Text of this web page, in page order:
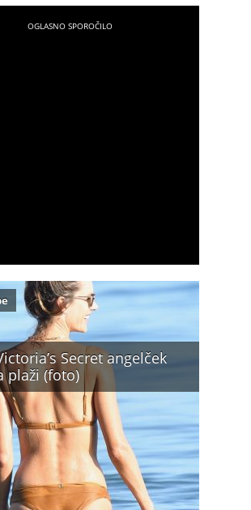
Secret angelček
plaži (foto)